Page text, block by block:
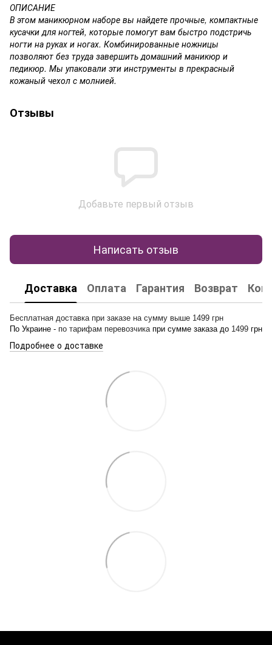
ОПИСАНИЕ
В этом маникюрном наборе вы найдете прочные, компактные
кусачки для ногтей, которые помогут вам быстро подстричь
ногти на руках и ногах. Комбинированные ножницы
позволяют без труда завершить домашний маникюр и
педикюр. Мы упаковали эти инструменты в прекрасный
кожаный чехол с молнией.
Отзывы
Добавьте первый отзыв
Написать отзыв
Доставка Оплата Гарантия Возврат
Бесплатная доставка при заказе на сумму выше 1499 грн
По Украине - по тарифам перевозчика при сумме заказа до 1499 грн
Подробнее о доставке